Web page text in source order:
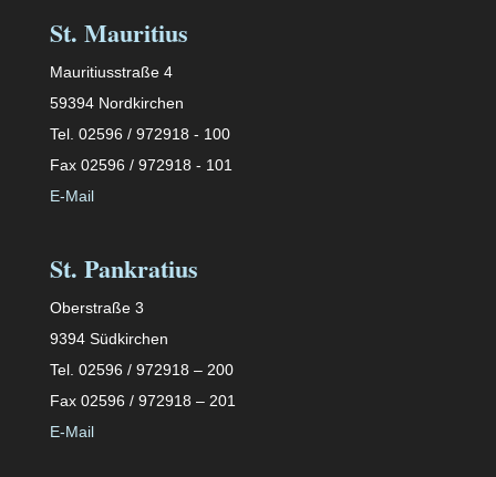
St. Mauritius
Mauritiusstraße 4
59394 Nordkirchen
Tel. 02596 / 972918 - 100
Fax 02596 / 972918 - 101
E-Mail
St. Pankratius
Oberstraße 3
9394 Südkirchen
Tel. 02596 / 972918 – 200
Fax 02596 / 972918 – 201
E-Mail